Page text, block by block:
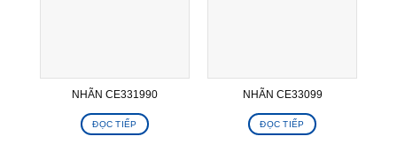
NHÃN CE331990
ĐỌC TIẾP
NHÃN CE33099
ĐỌC TIẾP